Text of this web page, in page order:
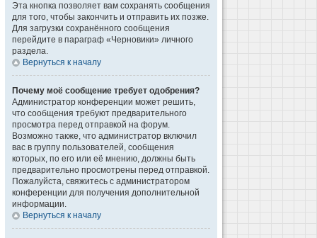
Эта кнопка позволяет вам сохранять сообщения
для того, чтобы закончить и отправить их позже.
Для загрузки сохранённого сообщения
перейдите в параграф «Черновики» личного
раздела.
Вернуться к началу
Почему моё сообщение требует одобрения?
Администратор конференции может решить,
что сообщения требуют предварительного
просмотра перед отправкой на форум.
Возможно также, что администратор включил
вас в группу пользователей, сообщения
которых, по его или её мнению, должны быть
предварительно просмотрены перед отправкой.
Пожалуйста, свяжитесь с администратором
конференции для получения дополнительной
информации.
Вернуться к началу